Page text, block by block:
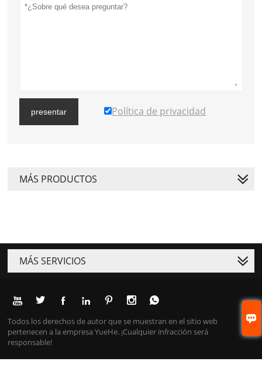

presentar Política de privacidad
MÁS PRODUCTOS
MÁS SERVICIOS
      
Todos los derechos de autor que se muestran en el sitio web
pertenecen a la empresa YueHe. ¡Cualquier infracción será
responsable!